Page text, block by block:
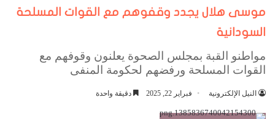
موسى هلال يجدد وقفوهم مع القوات المسلحة
السودانية
مواطنو القبة بمجلس الصحوة يعلنون وقوفهم مع
القوات المسلحة ورفضهم لحكومة المنفى
النيل الإلكترونية فبراير 22, 2025 دقيقة واحدة